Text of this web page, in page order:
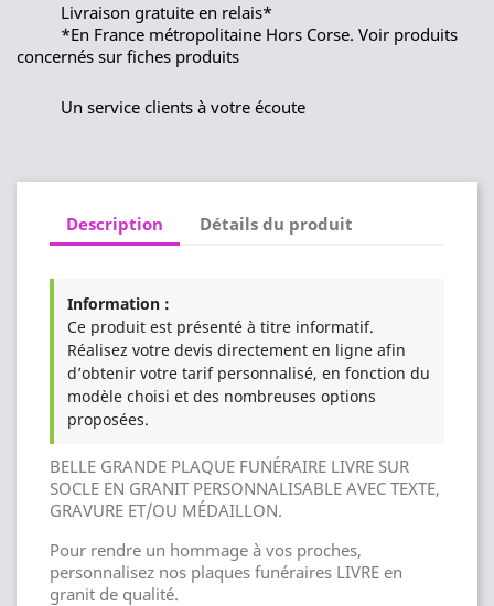
Livraison gratuite en relais*
*En France métropolitaine Hors Corse. Voir produits
concernés sur fiches produits
Un service clients à votre écoute
Description Détails du produit
Information :
Ce produit est présenté à titre informatif.
Réalisez votre devis directement en ligne afin
d’obtenir votre tarif personnalisé, en fonction du
modèle choisi et des nombreuses options
proposées.
BELLE GRANDE PLAQUE FUNÉRAIRE LIVRE SUR
SOCLE EN GRANIT PERSONNALISABLE AVEC TEXTE,
GRAVURE ET/OU MÉDAILLON.
Pour rendre un hommage à vos proches,
personnalisez nos plaques funéraires LIVRE en
granit de qualité.